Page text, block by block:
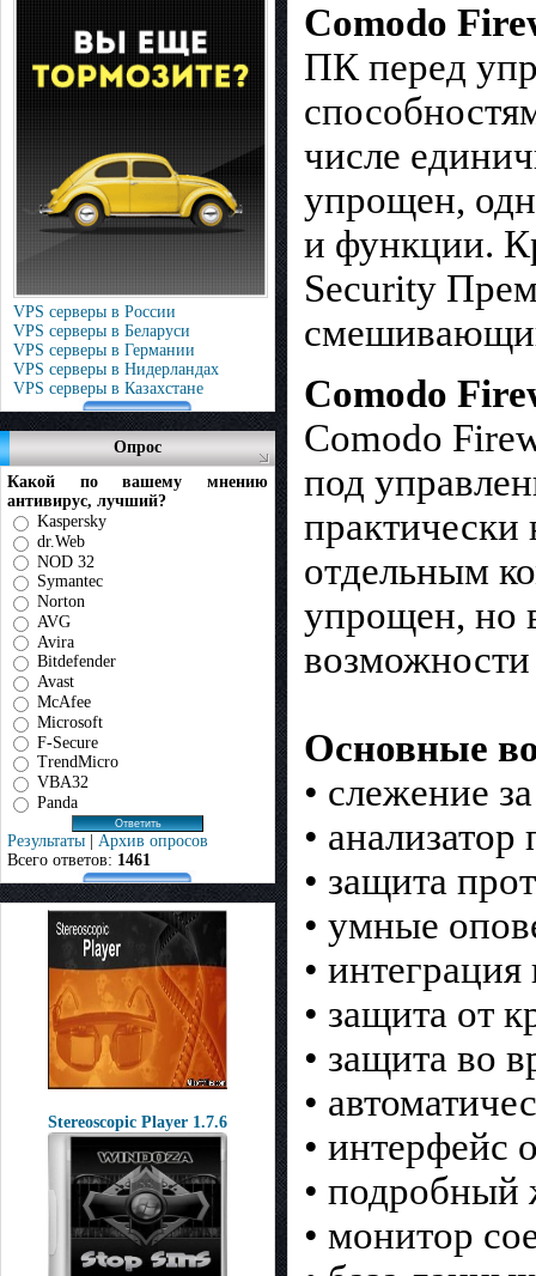
VPS серверы в России
VPS серверы в Беларуси
VPS серверы в Германии
VPS серверы в Нидерландах
VPS серверы в Казахстане
Опрос
Какой по вашему мнению
антивирус, лучший?
Kaspersky
dr.Web
NOD 32
Symantec
Norton
AVG
Avira
Bitdefender
Avast
McAfee
Microsoft
F-Secure
TrendMicro
VBA32
Panda
Результаты | Архив опросов
Всего ответов: 1461
Stereoscopic Player 1.7.6
Comodo
ПК перед
числе
упрощен,
и функции.
Security
Comodo
Comodo
под
практически
отдельным
упрощен, но
Основные
• слежение
•
• защита
• умные
•
• защита от
• защита во
•
• интерфейс
• подробный
• монитор